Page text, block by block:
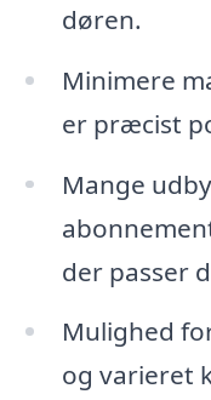
døren.
Minimere
er præcist
Mange
der passer
Mulighed
og varieret